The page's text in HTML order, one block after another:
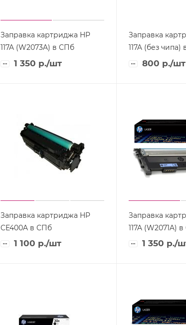
Заправка картриджа HP
117A (W2073A) в СПб
1 350 р./шт
Заправка
800 р./шт
Заправка картриджа HP
CE400A в СПб
1 100 р./шт
Заправка
117A (W2071A)
1 350 р./